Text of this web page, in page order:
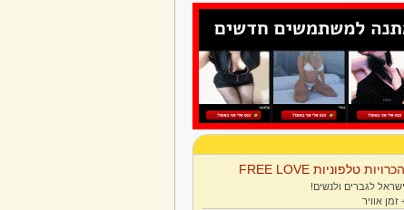
הכרויות טלפוניות FREE LOVE
לגברים ולנשים!